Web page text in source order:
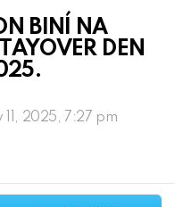
BINÍ NA
DEN
11, 2025, 7:27 pm